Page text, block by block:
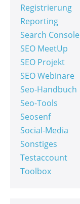
Registrierung
Reporting
Search Console
SEO MeetUp
SEO Projekt
SEO Webinare
Seo-Handbuch
Seo-Tools
Seosenf
Social-Media
Sonstiges
Testaccount
Toolbox